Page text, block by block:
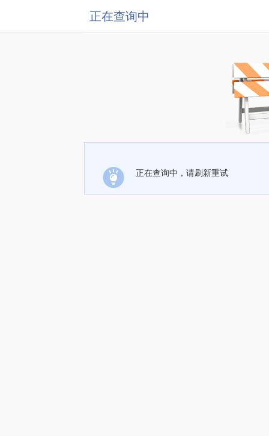
正在查询中
正在查询中，请刷新重试